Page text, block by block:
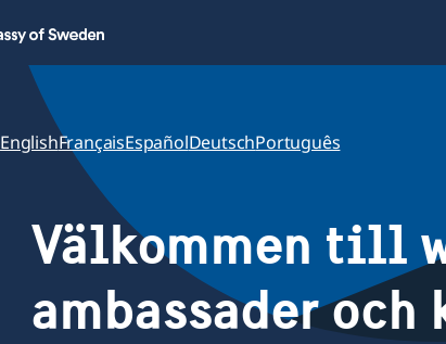
EnglishFrançaisEspañolDeutschPortuguês
Välkommen till
ambassader och